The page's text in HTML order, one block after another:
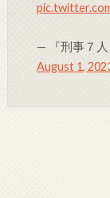
— 『刑事７人
August 1,